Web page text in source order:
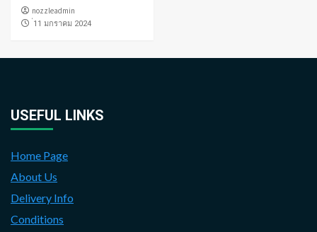
nozzleadmin
่11 มกราคม 2024
USEFUL LINKS
Home Page
About Us
Delivery Info
Conditions